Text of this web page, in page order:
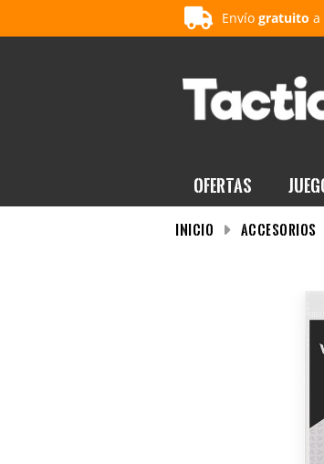
Envío gratuito a
OFERTAS
INICIO Accesorios